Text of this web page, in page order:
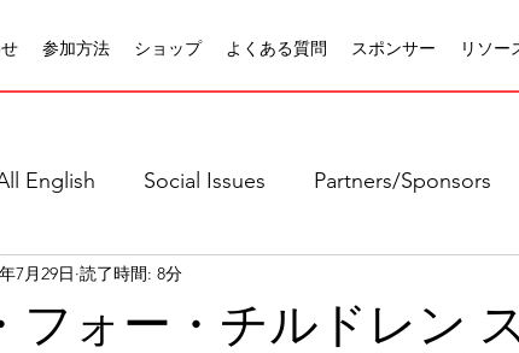
参加方法 ショップ よくある質問 スポンサー リソー
English Social Issues Partners/Sponsors
全て 社会問題
フォー・チルドレン
7月29日 読了時間: 8分